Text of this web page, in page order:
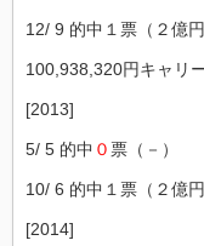
12/ 9 的中１票（２億
100,938,320円キャリ
[2013]
5/ 5 的中 ０票（－）
10/ 6 的中１票（２億
[2014]